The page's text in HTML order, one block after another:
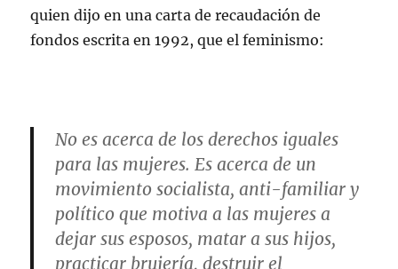
quien dijo en una carta de recaudación de
fondos escrita en 1992, que el feminismo:
No es acerca de los derechos iguales
para las mujeres. Es acerca de un
movimiento socialista, anti-familiar y
político que motiva a las mujeres a
dejar sus esposos, matar a sus hijos,
practicar brujería, destruir el